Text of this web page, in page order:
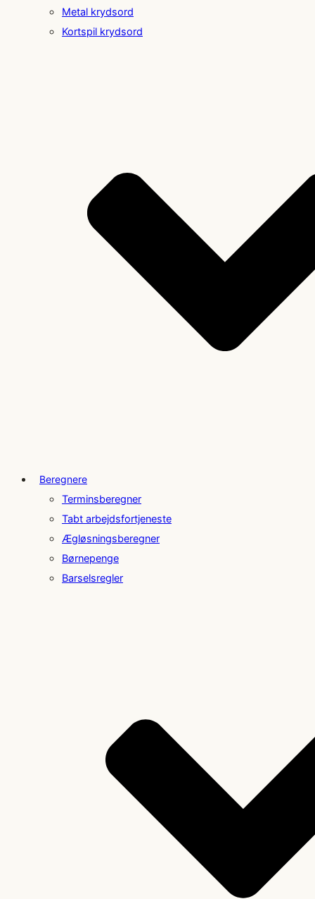
Metal krydsord
Kortspil krydsord
Beregnere
Terminsberegner
Tabt arbejdsfortjeneste
Ægløsningsberegner
Børnepenge
Barselsregler